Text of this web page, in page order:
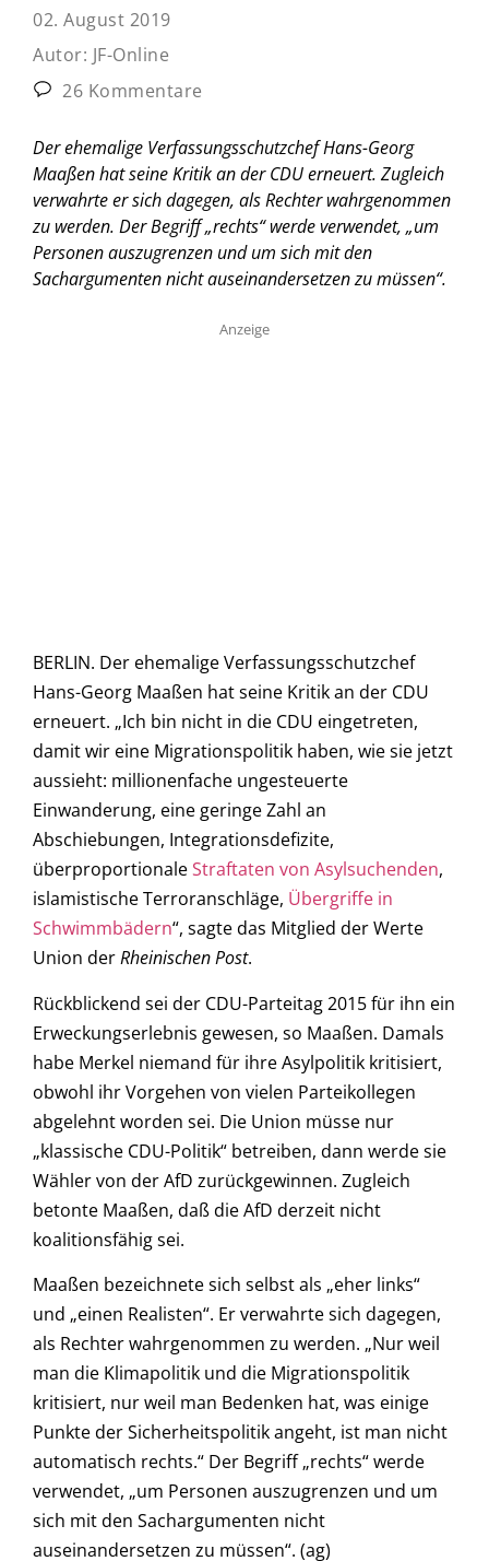
02. August 2019
Autor: JF-Online
26 Kommentare
Der ehemalige Verfassungsschutzchef Hans-Georg
Maaßen hat seine Kritik an der CDU erneuert. Zugleich
verwahrte er sich dagegen, als Rechter wahrgenommen
zu werden. Der Begriff „rechts“ werde verwendet, „um
Personen auszugrenzen und um sich mit den
Sachargumenten nicht auseinandersetzen zu müssen“.
Anzeige
BERLIN. Der ehemalige Verfassungsschutzchef
Hans-Georg Maaßen hat seine Kritik an der CDU
erneuert. „Ich bin nicht in die CDU eingetreten,
damit wir eine Migrationspolitik haben, wie sie jetzt
aussieht: millionenfache ungesteuerte
Einwanderung, eine geringe Zahl an
Abschiebungen, Integrationsdefizite,
überproportionaleStraftaten von Asylsuchenden,
islamistische Terroranschläge, Übergriffe in
Schwimmbädern“, sagte das Mitglied der Werte
Union derRheinischen Post.
Rückblickend sei der CDU-Parteitag 2015 für ihn ein
Erweckungserlebnis gewesen, so Maaßen. Damals
habe Merkel niemand für ihre Asylpolitik kritisiert,
obwohl ihr Vorgehen von vielen Parteikollegen
abgelehnt worden sei. Die Union müsse nur
„klassische CDU-Politik“ betreiben, dann werde sie
Wähler von der AfD zurückgewinnen. Zugleich
betonte Maaßen, daß die AfD derzeit nicht
koalitionsfähig sei.
Maaßen bezeichnete sich selbst als „eher links“
und „einen Realisten“. Er verwahrte sich dagegen,
als Rechter wahrgenommen zu werden. „Nur weil
man die Klimapolitik und die Migrationspolitik
kritisiert, nur weil man Bedenken hat, was einige
Punkte der Sicherheitspolitik angeht, ist man nicht
automatisch rechts.“ Der Begriff „rechts“ werde
verwendet, „um Personen auszugrenzen und um
sich mit den Sachargumenten nicht
auseinandersetzen zu müssen“. (ag)